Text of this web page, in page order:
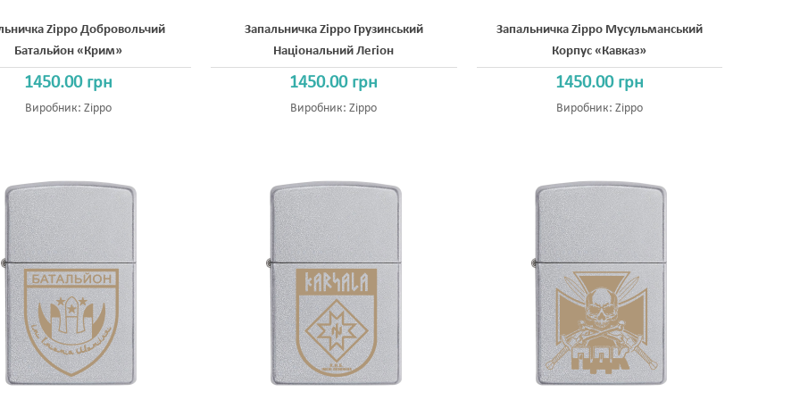
Zippo Добровольчий
Батальйон «Крим»
1450.00 грн
Виробник:Zippo
Запальничка Zippo Грузинський
Національний Легіон
1450.00 грн
Виробник:Zippo
Запальничка Zippo Мусульманський
Корпус «Кавказ»
1450.00 грн
Виробник: Zippo